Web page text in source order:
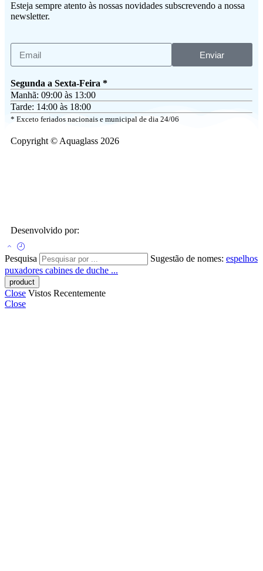
Esteja sempre atento às nossas novidades subscrevendo a nossa
newsletter.
Enviar
Segunda a Sexta-Feira *
Manhã: 09:00 às 13:00
Tarde: 14:00 às 18:00
* Exceto feriados nacionais e municipal de dia 24/06
Copyright © Aquaglass 2026
Desenvolvido por:
Pesquisa Sugestão de nomes: espelhos
puxadores cabines de duche ...
Close Vistos Recentemente
Close